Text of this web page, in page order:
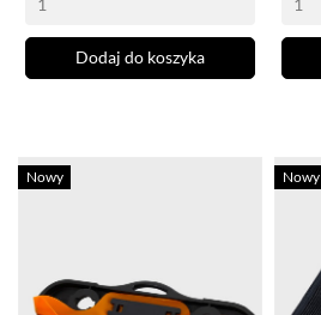
Dodaj do koszyka
Nowy Nowy